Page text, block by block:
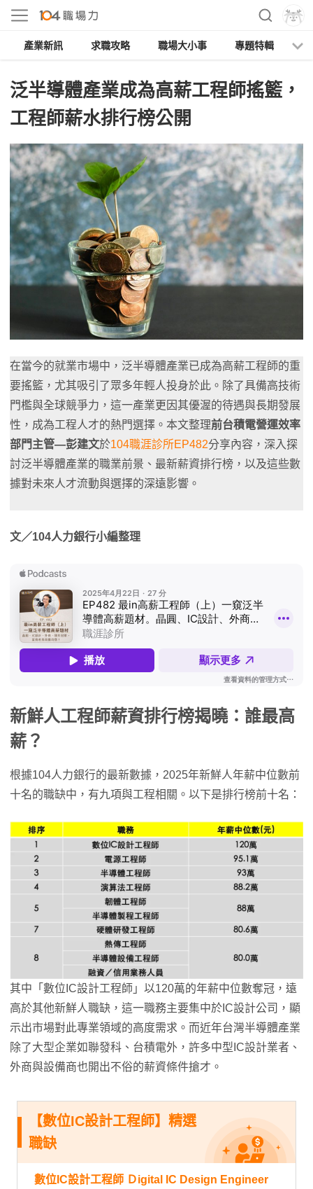
產業新訊 求職攻略 職場大小事 專題特輯
泛半導體產業成為高薪工程師搖籃，
工程師薪水排行榜公開
在當今的就業市場中，泛半導體產業已成為高薪工程師的重
要搖籃，尤其吸引了眾多年輕人投身於此。除了具備高技術
門檻與全球競爭力，這一產業更因其優渥的待遇與長期發展
性，成為工程人才的熱門選擇。本文整理前台積電營運效率
部門主管—彭建文於104職涯診所EP482分享內容，深入探
討泛半導體產業的職業前景、最新薪資排行榜，以及這些數
據對未來人才流動與選擇的深遠影響。
文／104人力銀行小編整理
新鮮人工程師薪資排行榜揭曉：誰最高
薪？
根據104人力銀行的最新數據，2025年新鮮人年薪中位數前
十名的職缺中，有九項與工程相關。以下是排行榜前十名：
其中「數位IC設計工程師」以120萬的年薪中位數奪冠，遠
高於其他新鮮人職缺，這一職務主要集中於IC設計公司，顯
示出市場對此專業領域的高度需求。而近年台灣半導體產業
除了大型企業如聯發科、台積電外，許多中型IC設計業者、
外商與設備商也開出不俗的薪資條件搶才。
【數位IC設計工程師】精選
職缺
數位IC設計工程師 Ｄigital IC Design Engineer